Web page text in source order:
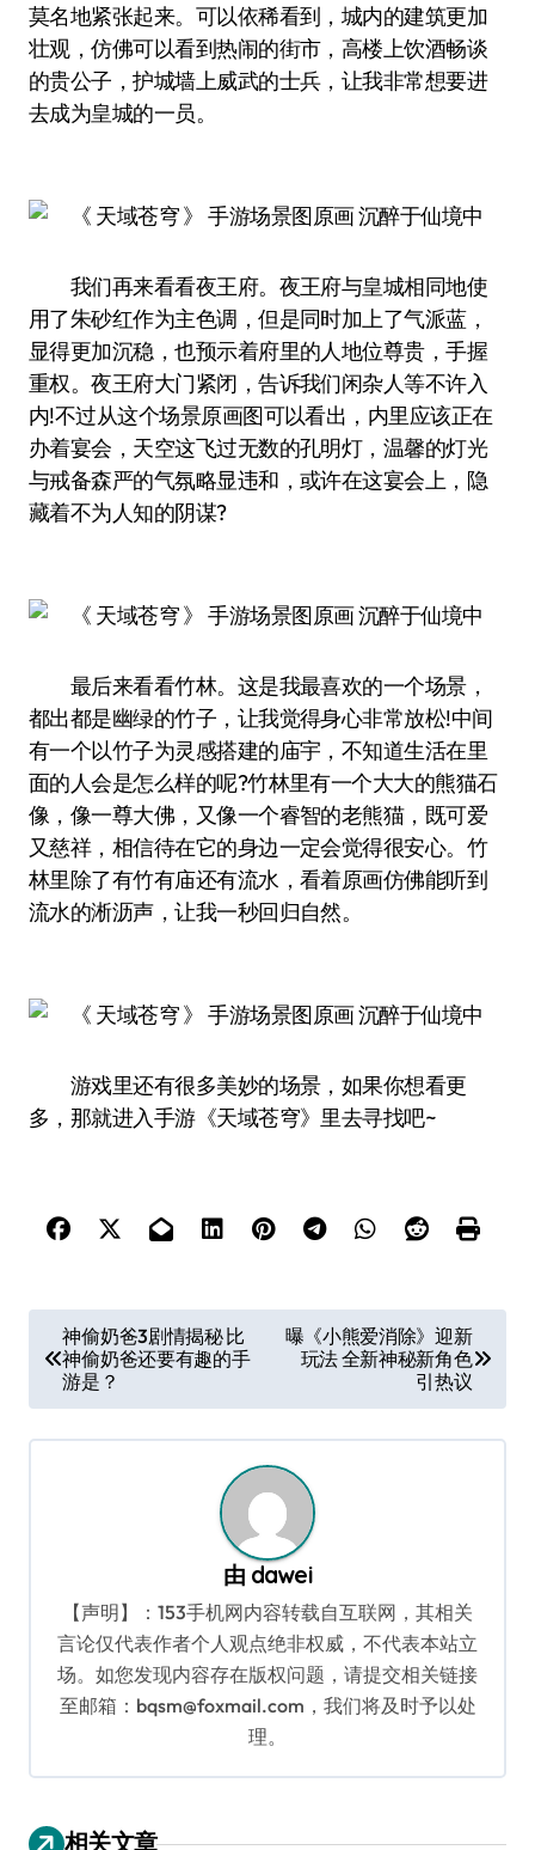
莫名地紧张起来。可以依稀看到，城内的建筑更加
壮观，仿佛可以看到热闹的街市，高楼上饮酒畅谈
的贵公子，护城墙上威武的士兵，让我非常想要进
去成为皇城的一员。
我们再来看看夜王府。夜王府与皇城相同地使
用了朱砂红作为主色调，但是同时加上了气派蓝，
显得更加沉稳，也预示着府里的人地位尊贵，手握
重权。夜王府大门紧闭，告诉我们闲杂人等不许入
内!不过从这个场景原画图可以看出，内里应该正在
办着宴会，天空这飞过无数的孔明灯，温馨的灯光
与戒备森严的气氛略显违和，或许在这宴会上，隐
藏着不为人知的阴谋?
最后来看看竹林。这是我最喜欢的一个场景，
都出都是幽绿的竹子，让我觉得身心非常放松!中间
有一个以竹子为灵感搭建的庙宇，不知道生活在里
面的人会是怎么样的呢?竹林里有一个大大的熊猫石
像，像一尊大佛，又像一个睿智的老熊猫，既可爱
又慈祥，相信待在它的身边一定会觉得很安心。竹
林里除了有竹有庙还有流水，看着原画仿佛能听到
流水的淅沥声，让我一秒回归自然。
游戏里还有很多美妙的场景，如果你想看更
多，那就进入手游《天域苍穹》里去寻找吧~
章
导
航
神偷奶爸3剧情揭秘 比
神偷奶爸还要有趣的手
游是？
曝《小熊爱消除》迎新
玩法 全新神秘新角色
引热议
由 dawei
【声明】：153手机网内容转载自互联网，其相关
言论仅代表作者个人观点绝非权威，不代表本站立
场。如您发现内容存在版权问题，请提交相关链接
至邮箱：bqsm@foxmail.com，我们将及时予以处
理。
相关文章